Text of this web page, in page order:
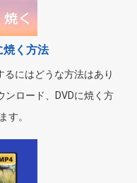
焼く方法
るにはどうな方法はあり
ンロード、DVDに焼く方
す。